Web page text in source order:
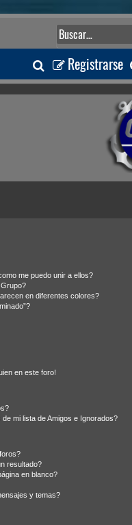
Registrarse
B
u
a
me puedo unir a ellos?
en diferentes colores?
en este foro!
mi lista de Amigos e Ignorados?
resultado?
en blanco?
y temas?